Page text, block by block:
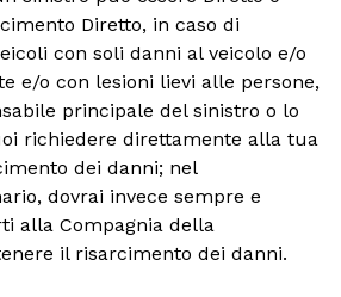
Diretto, in caso di
con soli danni al veicolo e/o
e/o con lesioni lievi alle persone,
principale del sinistro o lo
richiedere direttamente alla tua
dei danni; nel
dovrai invece sempre e
alla Compagnia della
il risarcimento dei danni.